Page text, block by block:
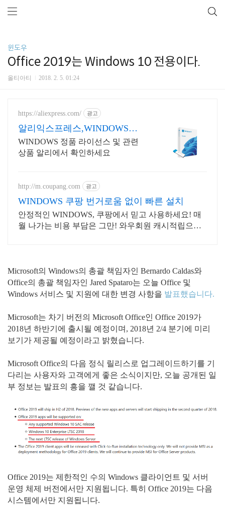
윈도우
Office 2019는 Windows 10 전용이다.
올티아티 2018. 2. 5. 01:24
https://aliexpress.com/ 광고
알리익스프레스,WINDOWS
Windows 알리에서!
WINDOWS 정품 라이선스 및 관련
상품 알리에서 확인하세요
http://m.coupang.com 광고
WINDOWS 쿠팡 번거로움 없이 빠른 설치
안정적인 WINDOWS, 쿠팡에서 믿고 사용하세요! 매
월 나가는 비용 부담은 그만! 와우회원 캐시적립으로
Microsoft의 Windows의 총괄 책임자인 Bernardo Caldas와
Office의 총괄 책임자인 Jared Spataro는 오늘 Office 및
Windows 서비스 및 지원에 대한 변경 사항을 발표했습니다.
Microsoft는 차기 버전의 Microsoft Office인 Office 2019가
2018년 하반기에 출시될 예정이며, 2018년 2/4 분기에 미리
보기가 제공될 예정이라고 밝혔습니다.
Microsoft Office의 다음 정식 릴리스로 업그레이드하기를 기
다리는 사용자와 고객에게 좋은 소식이지만, 오늘 공개된 일
부 정보는 발표의 흥을 깰 것 같습니다.
Office 2019는 제한적인 수의 Windows 클라이언트 및 서버
운영 체제 버전에서만 지원됩니다. 특히 Office 2019는 다음
시스템에서만 지원됩니다.